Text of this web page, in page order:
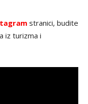
stranici, budite
iz turizma i